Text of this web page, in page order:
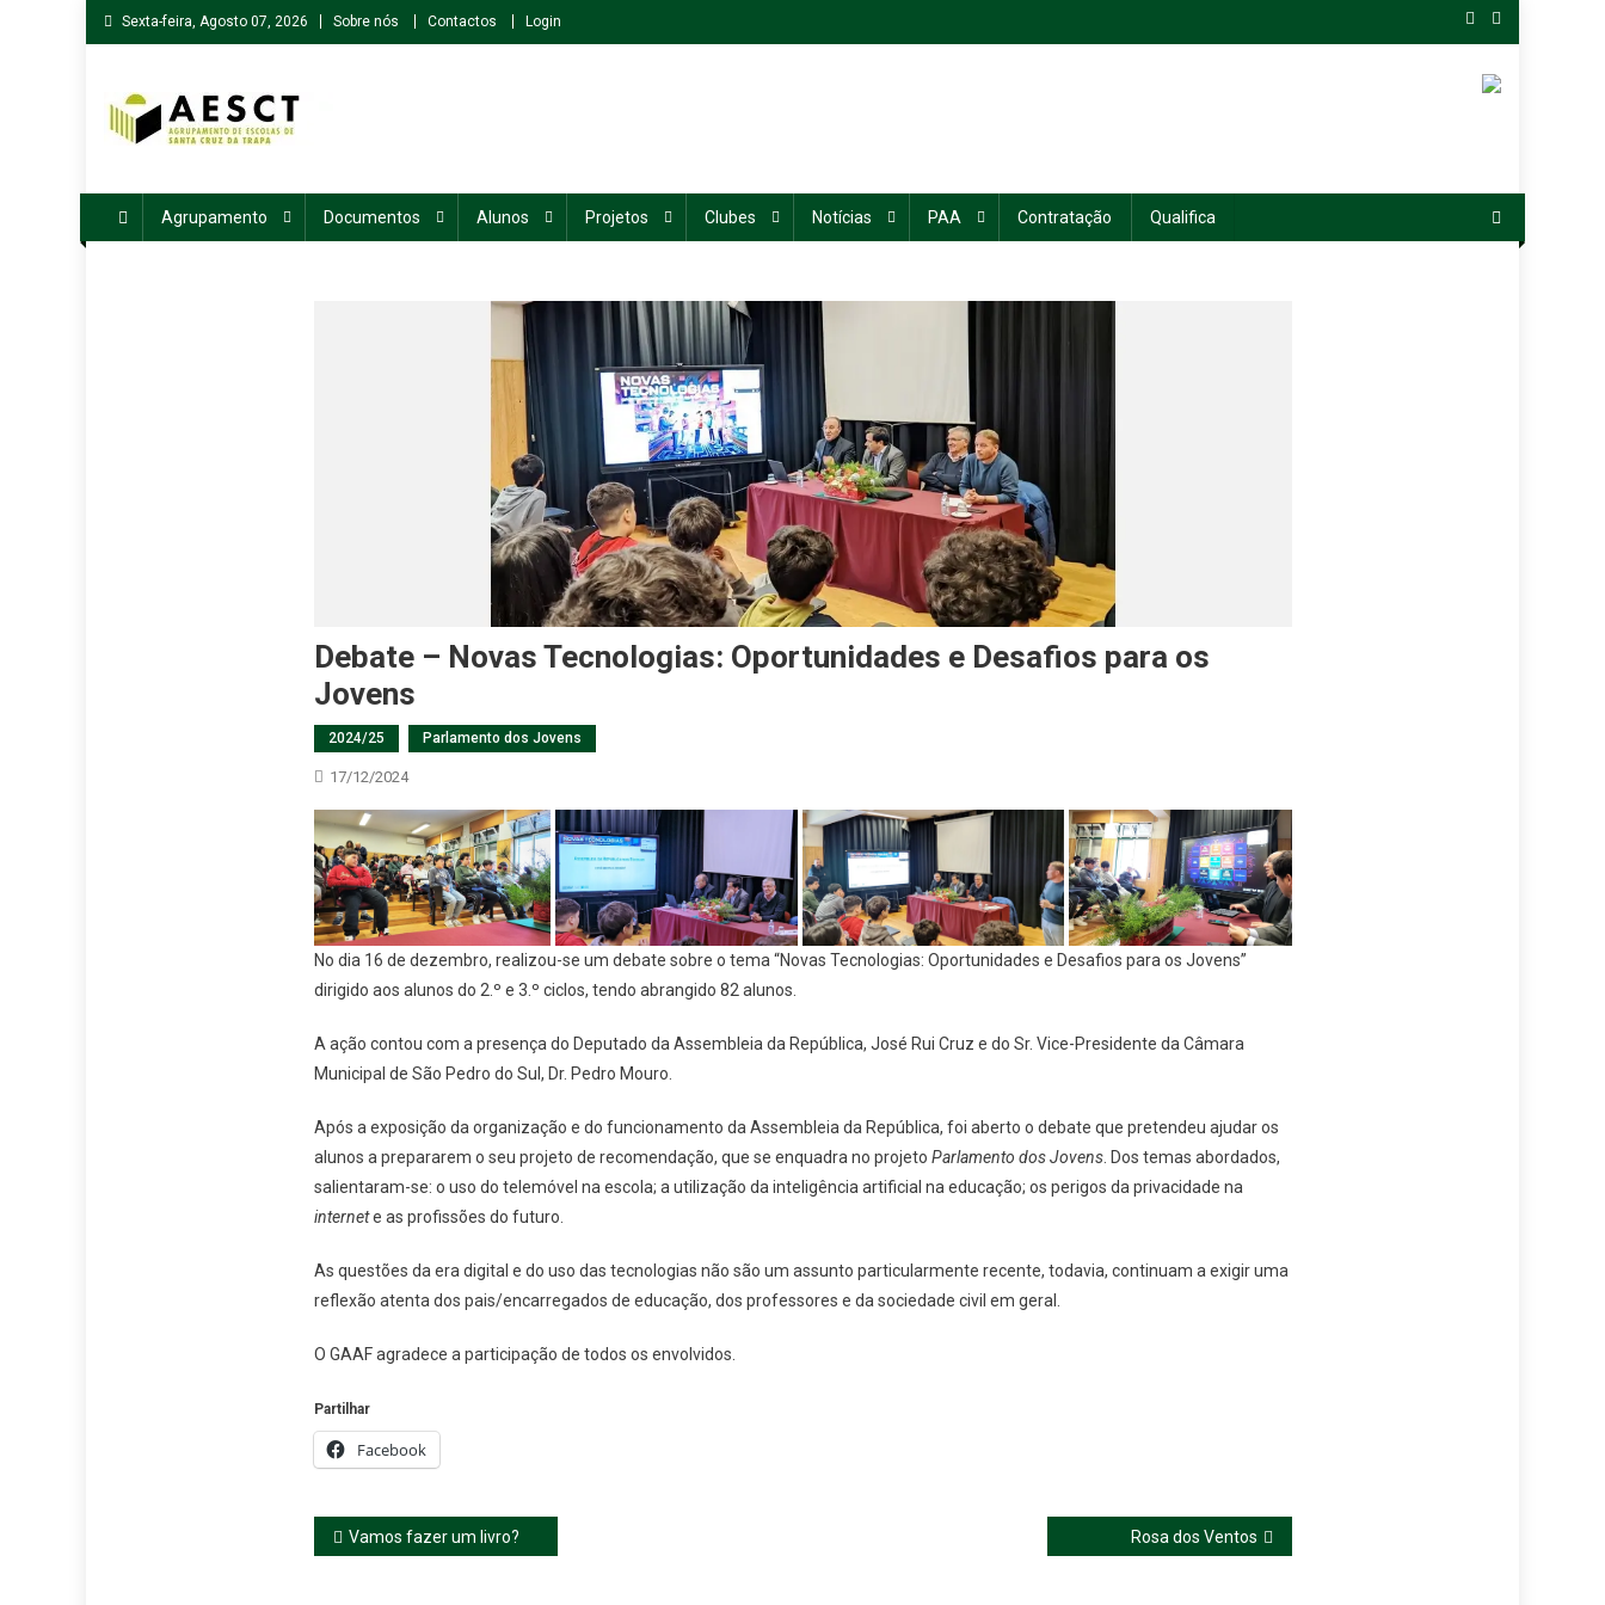
Skip
to
Sexta-feira, Agosto 07, 2026 Sobre nós Contactos Login
Agrupamento Documentos Alunos Projetos Clubes Notícias PAA Contratação Qualifica
Debate – Novas Tecnologias: Oportunidades e Desafios para os
Jovens
2024/25 Parlamento dos Jovens
17/12/2024
No dia 16 de dezembro, realizou-se um debate sobre o tema “Novas Tecnologias: Oportunidades e Desafios para os Jovens”
dirigido aos alunos do 2.º e 3.º ciclos, tendo abrangido 82 alunos.
A ação contou com a presença do Deputado da Assembleia da República, José Rui Cruz e do Sr. Vice-Presidente da Câmara
Municipal de São Pedro do Sul, Dr. Pedro Mouro.
Após a exposição da organização e do funcionamento da Assembleia da República, foi aberto o debate que pretendeu ajudar os
alunos a prepararem o seu projeto de recomendação, que se enquadra no projeto Parlamento dos Jovens. Dos temas abordados,
salientaram-se: o uso do telemóvel na escola; a utilização da inteligência artificial na educação; os perigos da privacidade na
internete as profissões do futuro.
As questões da era digital e do uso das tecnologias não são um assunto particularmente recente, todavia, continuam a exigir uma
reflexão atenta dos pais/encarregados de educação, dos professores e da sociedade civil em geral.
O GAAF agradece a participação de todos os envolvidos.
Partilhar
Facebook
Navegação
Vamos fazer um livro? Rosa dos Ventos